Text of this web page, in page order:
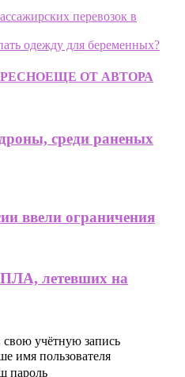
перевозок в
одежду для беременных?
ЕЩЕ ОТ АВТОРА
среди раненых
ввели ограничения
летевших на
учётную запись
имя пользователя
пароль